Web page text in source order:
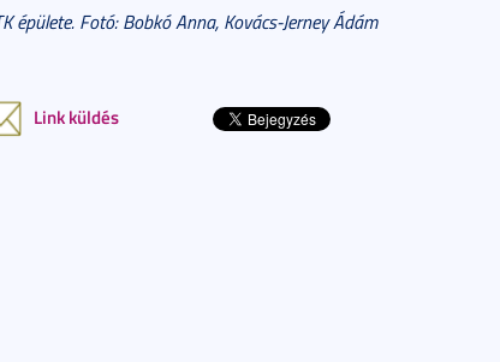
épülete. Fotó: Bobkó Anna, Kovács-Jerney Ádám
Link küldés